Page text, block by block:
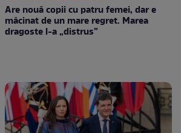
Are nouă copii cu patru femei, dar e
măcinat de un mare regret. Marea
dragoste l-a „distrus”